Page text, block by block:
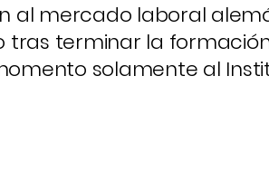
al mercado laboral
tras terminar la
solamente al